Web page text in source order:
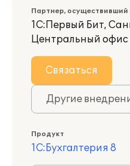
Партнер,
1С:Первый Бит,
Центральный офис
Связаться
Другие
Продукт
1С:Бухгалтерия 8